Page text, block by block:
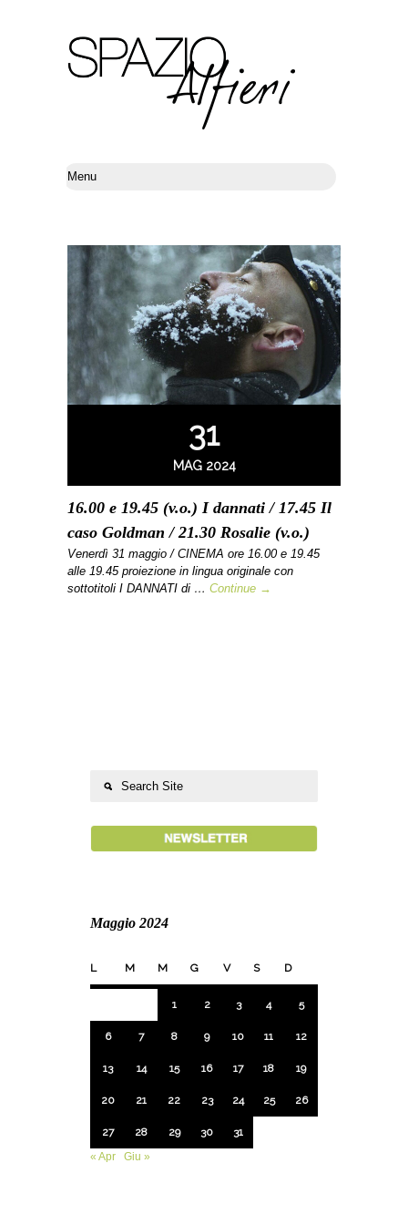
31
MAG 2024
16.00 e 19.45 (v.o.) I dannati / 17.45 Il
caso Goldman / 21.30 Rosalie (v.o.)
Venerdì 31 maggio / CINEMA ore 16.00 e 19.45
alle 19.45 proiezione in lingua originale con
sottotitoli I DANNATI di … Continue →
Maggio 2024
L M M G V S D
1 2 3 4 5
6 7 8 9 10 11 12
13 14 15 16 17 18 19
20 21 22 23 24 25 26
27 28 29 30
31
« Apr
Giu »